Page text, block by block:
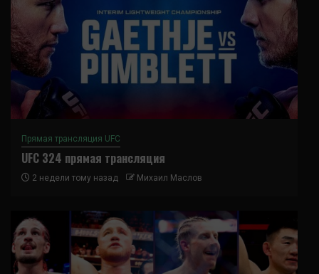
Прямая трансляция UFC
UFC 324 прямая трансляция
2 недели тому назад Михаил Маслов